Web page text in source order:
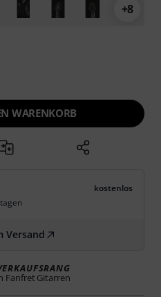
+8
WARENKORB
kostenlos
Versand
Fanfret Gitarren